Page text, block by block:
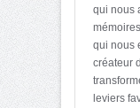
qui nous
qui nous
créateur
leviers